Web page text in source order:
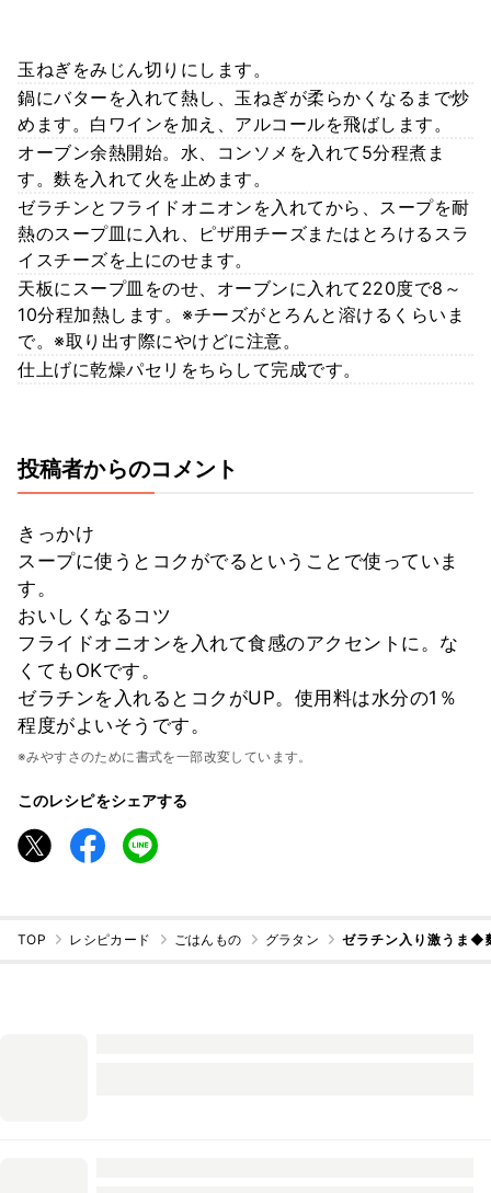
玉ねぎをみじん切りにします。
鍋にバターを入れて熱し、玉ねぎが柔らかくなるまで炒
めます。白ワインを加え、アルコールを飛ばします。
オーブン余熱開始。水、コンソメを入れて5分程煮ま
す。麩を入れて火を止めます。
ゼラチンとフライドオニオンを入れてから、スープを耐
熱のスープ皿に入れ、ピザ用チーズまたはとろけるスラ
イスチーズを上にのせます。
天板にスープ皿をのせ、オーブンに入れて220度で8～
10分程加熱します。※チーズがとろんと溶けるくらいま
で。※取り出す際にやけどに注意。
仕上げに乾燥パセリをちらして完成です。
投稿者からのコメント
きっかけ
スープに使うとコクがでるということで使っていま
す。
おいしくなるコツ
フライドオニオンを入れて食感のアクセントに。な
くてもOKです。
ゼラチンを入れるとコクがUP。使用料は水分の1％
程度がよいそうです。
※みやすさのために書式を一部改変しています。
このレシピをシェアする
TOP レシピカード ごはんもの グラタン ゼラチン入り激うま◆